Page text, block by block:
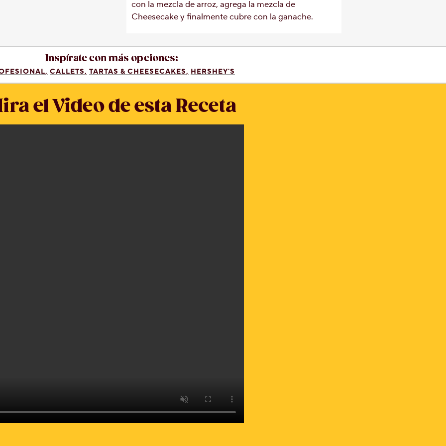
con la mezcla de arroz, agrega la mezcla de
Cheesecake y finalmente cubre con la ganache.
Inspírate con más opciones:
CALLETS TARTAS & CHEESECAKES HERSHEY'S
el Video de esta Receta